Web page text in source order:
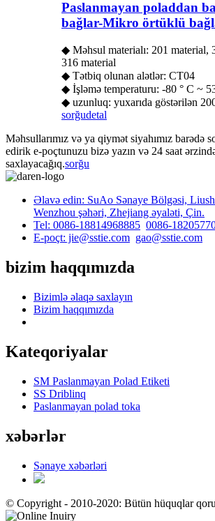
Paslanmayan poladdan
bağlar-Mikro örtüklü
◆ Məhsul materialı: 201 material,
316 material
◆ Tətbiq olunan alətlər: CT04
◆ İşləmə temperaturu: -80 ° C ~
◆ uzunluq: yuxarıda göstərilən
sorğudetal
Məhsullarımız və ya qiymət siyahımız barədə
edirik e-poçtunuzu bizə yazın və 24 saat
saxlayacağıq.sorğu
Əlavə edin: SuAo Sənaye Bölgəsi,
Wenzhou şəhəri, Zhejiang əyaləti, Çin.
Tel: 0086-18814968885 0086-
E-poçt: jie@sstie.com gao@sstie.com
bizim haqqımızda
Bizimlə əlaqə saxlayın
Bizim haqqımızda
Kateqoriyalar
SM Paslanmayan Polad Etiketi
SS Driblinq
Paslanmayan polad toka
xəbərlər
Sənaye xəbərləri
© Copyright - 2010-2020: Bütün hüquqlar